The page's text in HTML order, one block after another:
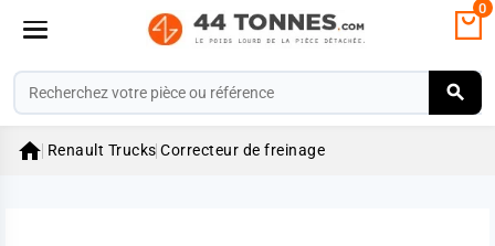
0
 Renault Trucks Correcteur de freinage